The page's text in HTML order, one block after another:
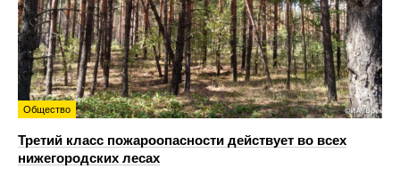
Общество
Третий класс пожароопасности действует во всех
нижегородских лесах